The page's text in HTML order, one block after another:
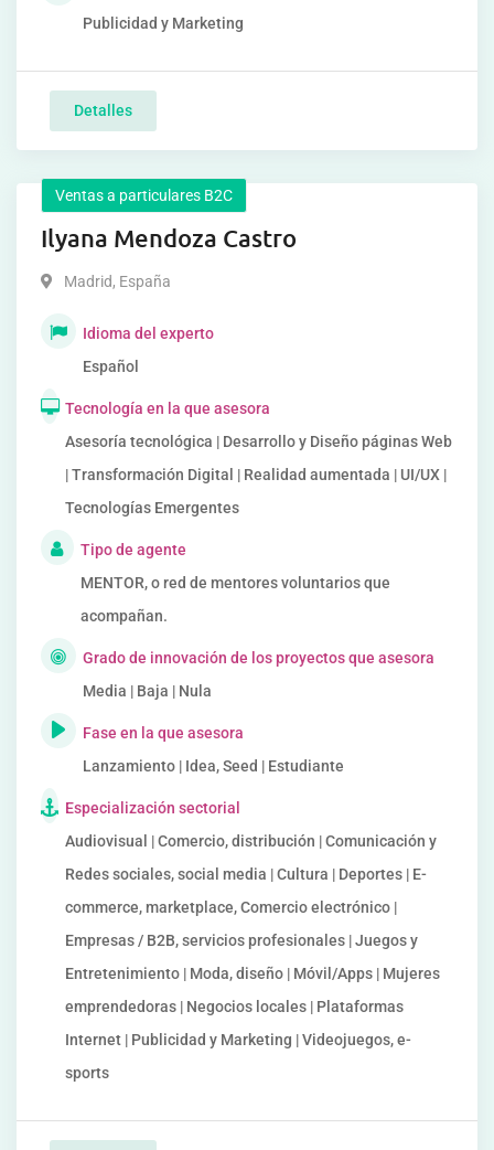
Publicidad y Marketing
Detalles
Ventas a particulares B2C
Ilyana Mendoza Castro
Madrid, España
Idioma del experto
Español
Tecnología en la que asesora
Asesoría tecnológica | Desarrollo y Diseño páginas Web
| Transformación Digital | Realidad aumentada | UI/UX |
Tecnologías Emergentes
Tipo de agente
MENTOR, o red de mentores voluntarios que
acompañan.
Grado de innovación de los proyectos que asesora
Media | Baja | Nula
Fase en la que asesora
Lanzamiento | Idea, Seed | Estudiante
Especialización sectorial
Audiovisual | Comercio, distribución | Comunicación y
Redes sociales, social media | Cultura | Deportes | E-
commerce, marketplace, Comercio electrónico |
Empresas / B2B, servicios profesionales | Juegos y
Entretenimiento | Moda, diseño | Móvil/Apps | Mujeres
emprendedoras | Negocios locales | Plataformas
Internet | Publicidad y Marketing | Videojuegos, e-
sports